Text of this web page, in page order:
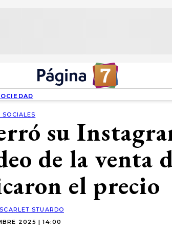
SOCIALES
su
de la venta
el precio
SCARLET STUARDO
2025 | 14:00